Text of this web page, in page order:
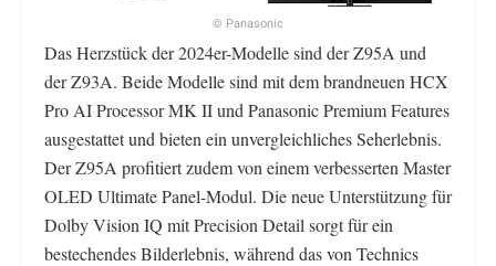
© Panasonic
Das Herzstück der 2024er-Modelle sind der Z95A und
der Z93A. Beide Modelle sind mit dem brandneuen HCX
Pro AI Processor MK II und Panasonic Premium Features
ausgestattet und bieten ein unvergleichliches Seherlebnis.
Der Z95A profitiert zudem von einem verbesserten Master
OLED Ultimate Panel-Modul. Die neue Unterstützung für
Dolby Vision IQ mit Precision Detail sorgt für ein
bestechendes Bilderlebnis, während das von Technics